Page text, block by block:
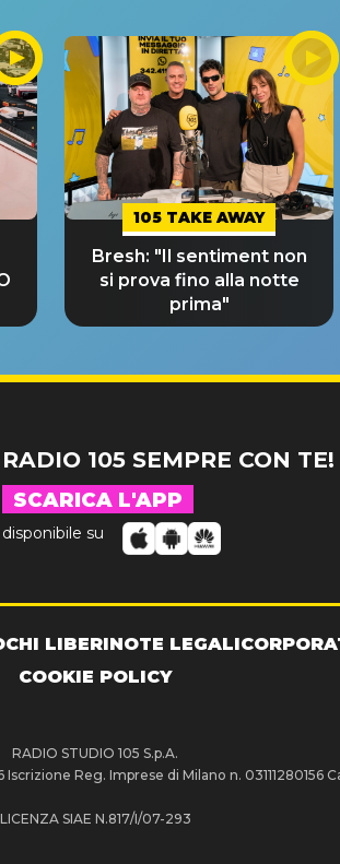
105 TAKE AWAY
Bresh: "Il sentiment non
si prova fino alla notte
prima"
RADIO 105 SEMPRE CON TE!
SCARICA L'APP
disponibile su
LIBERINOTE LEGALI
COOKIE POLICY
RADIO STUDIO 105 S.p.A.
Iscrizione Reg. Imprese di Milano n.
LICENZA SIAE N.817/I/07-293